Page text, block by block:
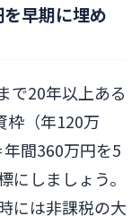
早期に埋め
で20年以上ある
枠（年120万
間360万円を5
しましょう。
には非課税の大